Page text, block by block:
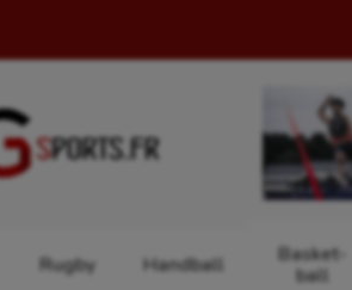
Rugby Handball
Basket-
ball